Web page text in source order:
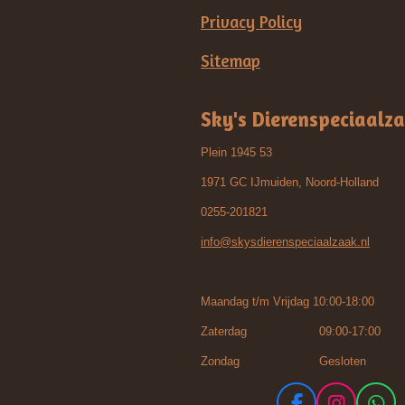
Privacy Policy
Sitemap
Sky's
Plein 1945 53
1971 GC IJmuiden, Noord-Holland
0255-201821
info@skysdierenspeciaalzaak.nl
Maandag t/m Vrijdag 10:00-18:00
Zaterdag 09:00-17:00
Zondag Gesloten